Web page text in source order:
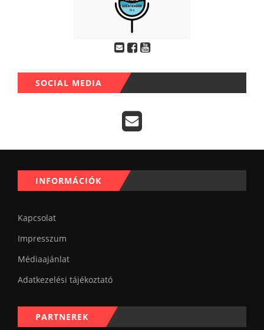
SOCIAL MEDIA
INFORMÁCIÓK
Kapcsolat
Impresszum
Médiaajánlat
Adatkezelési tájékoztató
PARTNEREK